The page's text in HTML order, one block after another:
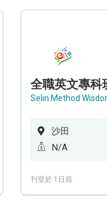
全職英文專科
Selin Method
沙田
N/A
刊登於 1日前